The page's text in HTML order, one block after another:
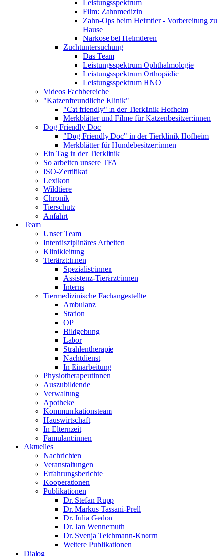
Leistungsspektrum
Film: Zahnmedizin
Zahn-Ops beim Heimtier - Vorbereitung zu
Hause
Narkose bei Heimtieren
Zuchtuntersuchung
Das Team
Leistungsspektrum Ophthalmologie
Leistungsspektrum Orthopädie
Leistungsspektrum HNO
Videos Fachbereiche
"Katzenfreundliche Klinik"
"Cat friendly" in der Tierklinik Hofheim
Merkblätter und Filme für Katzenbesitzer:innen
Dog Friendly Doc
"Dog Friendly Doc" in der Tierklinik Hofheim
Merkblätter für Hundebesitzer:innen
Ein Tag in der Tierklinik
So arbeiten unsere TFA
ISO-Zertifikat
Lexikon
Wildtiere
Chronik
Tierschutz
Anfahrt
Team
Unser Team
Interdisziplinäres Arbeiten
Klinikleitung
Tierärzt:innen
Spezialist:innen
Assistenz-Tierärzt:innen
Interns
Tiermedizinische Fachangestellte
Ambulanz
Station
OP
Bildgebung
Labor
Strahlentherapie
Nachtdienst
In Einarbeitung
Physiotherapeutinnen
Auszubildende
Verwaltung
Apotheke
Kommunikationsteam
Hauswirtschaft
In Elternzeit
Famulant:innen
Aktuelles
Nachrichten
Veranstaltungen
Erfahrungsberichte
Kooperationen
Publikationen
Dr. Stefan Rupp
Dr. Markus Tassani-Prell
Dr. Julia Gedon
Dr. Jan Wennemuth
Dr. Svenja Teichmann-Knorrn
Weitere Publikationen
Dialog